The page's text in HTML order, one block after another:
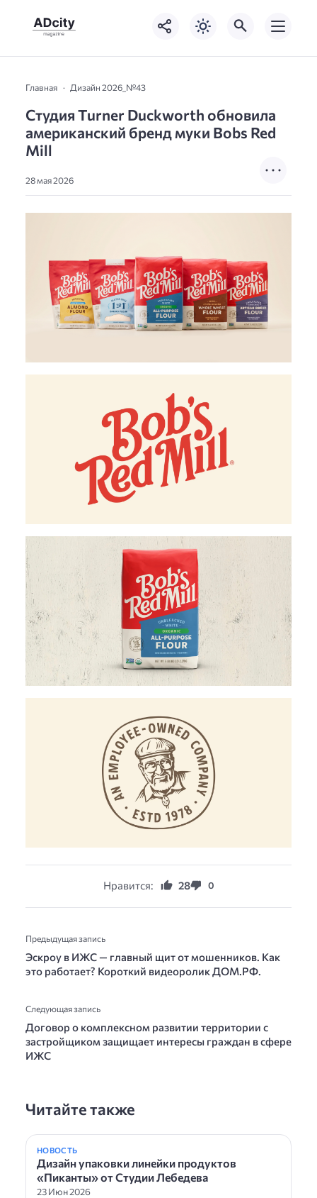
Главная Дизайн 2026_№43
Студия Turner Duckworth обновила
американский бренд муки Bobs Red
Mill
28 мая 2026
Нравится: 28 0
Предыдущая запись
Эскроу в ИЖС — главный щит от мошенников. Как
это работает? Короткий видеоролик ДОМ.РФ.
Следующая запись
Договор о комплексном развитии территории с
застройщиком защищает интересы граждан в сфере
ИЖС
Читайте также
НОВОСТЬ
Дизайн упаковки линейки продуктов
«Пиканты» от Студии Лебедева
23 Июн 2026